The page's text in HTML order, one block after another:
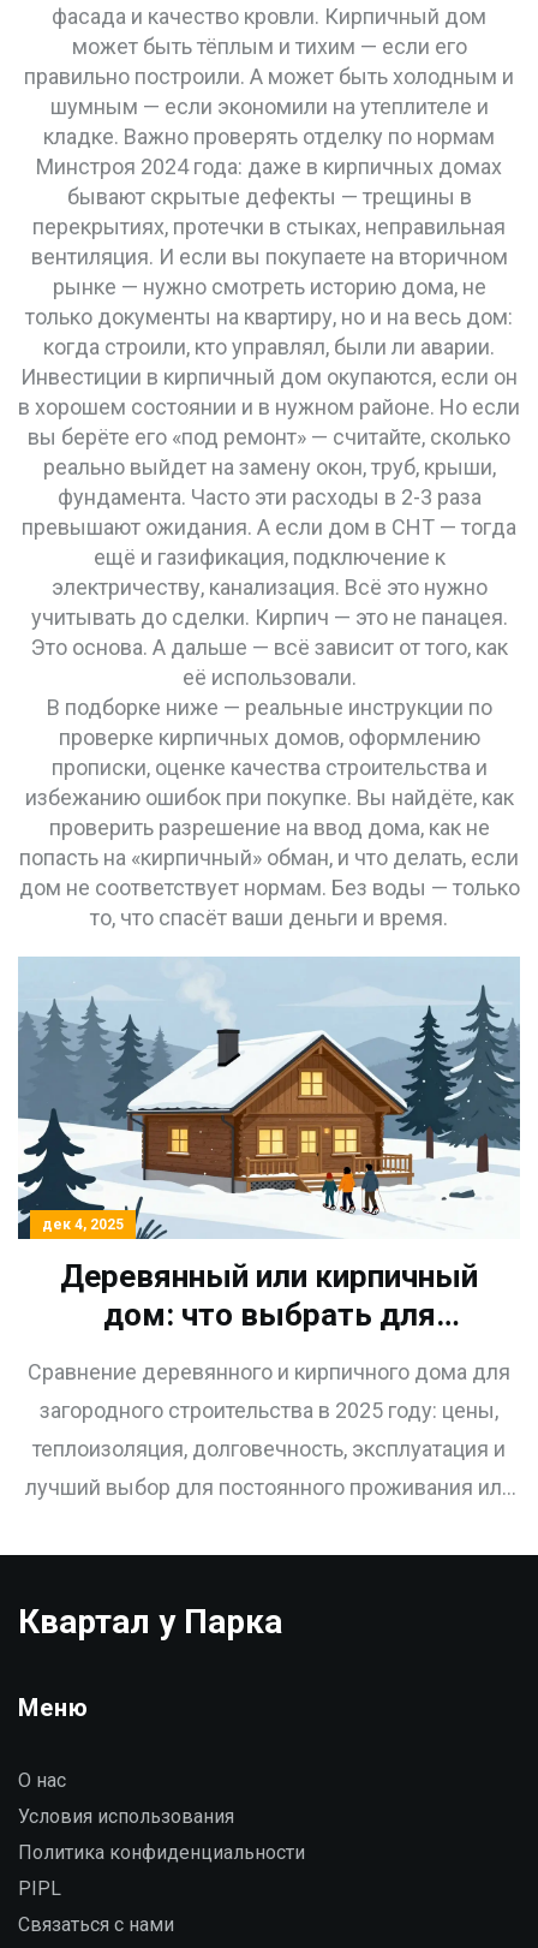
фасада и качество кровли. Кирпичный дом
может быть тёплым и тихим — если его
правильно построили. А может быть холодным и
шумным — если экономили на утеплителе и
кладке. Важно проверять отделку по нормам
Минстроя 2024 года: даже в кирпичных домах
бывают скрытые дефекты — трещины в
перекрытиях, протечки в стыках, неправильная
вентиляция. И если вы покупаете на вторичном
рынке — нужно смотреть историю дома, не
только документы на квартиру, но и на весь дом:
когда строили, кто управлял, были ли аварии.
Инвестиции в кирпичный дом окупаются, если он
в хорошем состоянии и в нужном районе. Но если
вы берёте его «под ремонт» — считайте, сколько
реально выйдет на замену окон, труб, крыши,
фундамента. Часто эти расходы в 2-3 раза
превышают ожидания. А если дом в СНТ — тогда
ещё и газификация, подключение к
электричеству, канализация. Всё это нужно
учитывать до сделки. Кирпич — это не панацея.
Это основа. А дальше — всё зависит от того, как
её использовали.
В подборке ниже — реальные инструкции по
проверке кирпичных домов, оформлению
прописки, оценке качества строительства и
избежанию ошибок при покупке. Вы найдёте, как
проверить разрешение на ввод дома, как не
попасть на «кирпичный» обман, и что делать, если
дом не соответствует нормам. Без воды — только
то, что спасёт ваши деньги и время.
дек 4, 2025
Деревянный или кирпичный
дом: что выбрать для
дачи в 2025 году
Сравнение деревянного и кирпичного дома для
загородного строительства в 2025 году: цены,
теплоизоляция, долговечность, эксплуатация и
лучший выбор для постоянного проживания или
Квартал у Парка
Меню
О нас
Условия использования
Политика конфиденциальности
PIPL
Связаться с нами